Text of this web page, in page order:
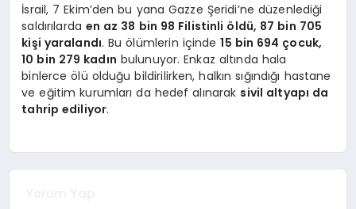
İsrail, 7 Ekim’den bu yana Gazze Şeridi’ne düzenlediği
saldırılarda en az 38 bin 98 Filistinli öldü, 87 bin 705
kişi yaralandı. Bu ölümlerin içinde15 bin 694 çocuk,
10 bin 279 kadın bulunuyor. Enkaz altında hala
binlerce ölü olduğu bildirilirken, halkın sığındığı hastane
ve eğitim kurumları da hedef alınarak sivil altyapı da
tahrip ediliyor.